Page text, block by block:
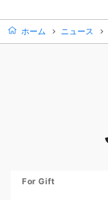
ホーム ニュース
For Gift